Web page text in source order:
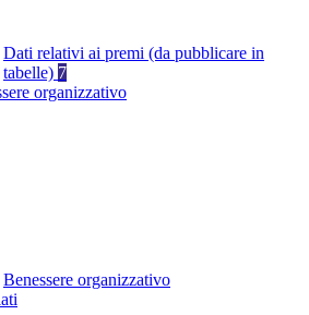
Dati relativi ai premi (da pubblicare in
tabelle) 7
organizzativo
Benessere organizzativo